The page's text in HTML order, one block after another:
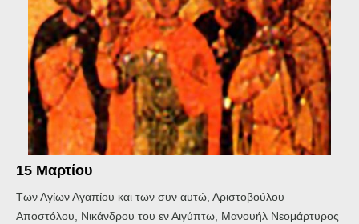
15 Μαρτίου
Των Αγίων Αγαπίου και των συν αυτώ, Αριστοβούλου
Αποστόλου, Νικάνδρου του εν Αιγύπτω, Μανουήλ Νεομάρτυρος